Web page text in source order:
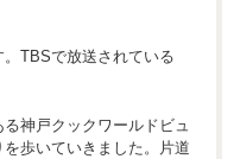
TBSで放送されている
神戸クックワールドビュ
歩いていきました。片道